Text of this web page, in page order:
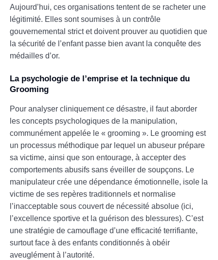
Aujourd’hui, ces organisations tentent de se racheter une
légitimité. Elles sont soumises à un contrôle
gouvernemental strict et doivent prouver au quotidien que
la sécurité de l’enfant passe bien avant la conquête des
médailles d’or.
La psychologie de l’emprise et la technique du
Grooming
Pour analyser cliniquement ce désastre, il faut aborder
les concepts psychologiques de la manipulation,
communément appelée le « grooming ». Le grooming est
un processus méthodique par lequel un abuseur prépare
sa victime, ainsi que son entourage, à accepter des
comportements abusifs sans éveiller de soupçons. Le
manipulateur crée une dépendance émotionnelle, isole la
victime de ses repères traditionnels et normalise
l’inacceptable sous couvert de nécessité absolue (ici,
l’excellence sportive et la guérison des blessures). C’est
une stratégie de camouflage d’une efficacité terrifiante,
surtout face à des enfants conditionnés à obéir
aveuglément à l’autorité.